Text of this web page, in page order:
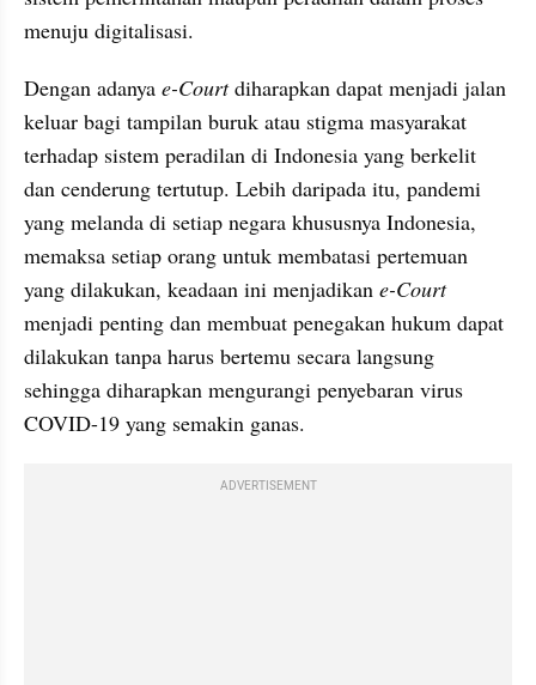
menuju digitalisasi.
Dengan adanya e-Court diharapkan dapat menjadi jalan
keluar bagi tampilan buruk atau stigma masyarakat
terhadap sistem peradilan di Indonesia yang berkelit
dan cenderung tertutup. Lebih daripada itu, pandemi
yang melanda di setiap negara khususnya Indonesia,
memaksa setiap orang untuk membatasi pertemuan
yang dilakukan, keadaan ini menjadikan e-Court
menjadi penting dan membuat penegakan hukum dapat
dilakukan tanpa harus bertemu secara langsung
sehingga diharapkan mengurangi penyebaran virus
COVID-19 yang semakin ganas.
ADVERTISEMENT